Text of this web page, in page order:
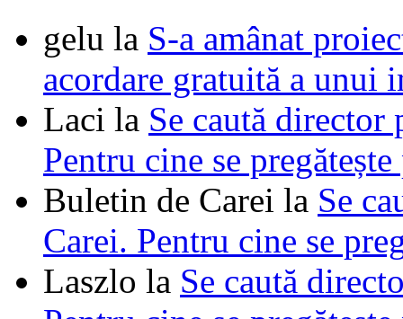
gelu la S-a amânat
acordare gratuită a unui
Laci la Se caută
Pentru cine se
Buletin de Carei la Se
Carei. Pentru cine se
Laszlo la Se caută